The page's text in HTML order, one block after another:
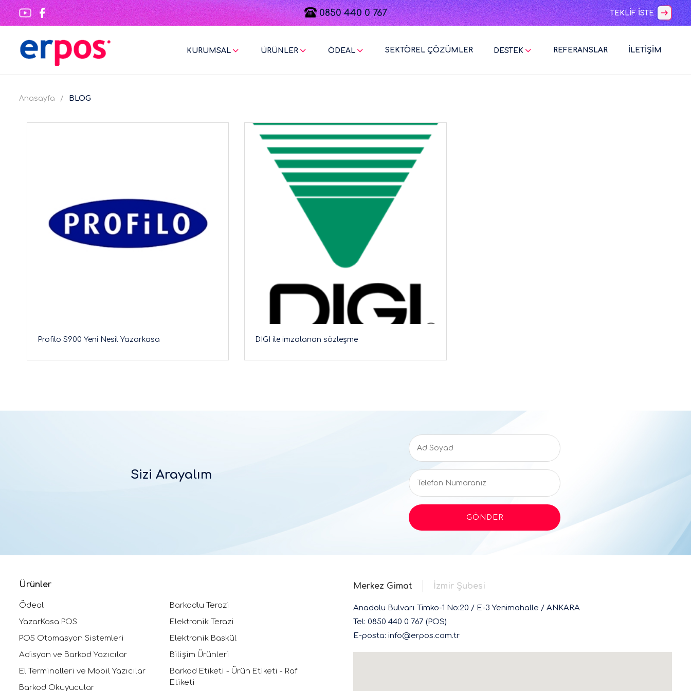
0850 440 0 767 TEKLİF İSTE
KURUMSAL ÜRÜNLER ÖDEAL SEKTÖREL ÇÖZÜMLER DESTEK REFERANSLAR İLETİŞİM
Anasayfa BLOG
Profilo S900 Yeni Nesil Yazarkasa DIGI ile imzalanan sözleşme
Sizi Arayalım
Ürünler
Ödeal
YazarKasa POS
POS Otomasyon Sistemleri
Adisyon ve Barkod Yazıcılar
El Terminalleri ve Mobil Yazıcılar
Barkod Okuyucular
Barkodlu Terazi
Elektronik Terazi
Elektronik Baskül
Bilişim Ürünleri
Barkod Etiketi - Ürün Etiketi - Raf
Etiketi
Merkez Gimat İzmir Şubesi
Anadolu Bulvarı Timko-1 No:20 / E-3 Yenimahalle / ANKARA
Tel: 0850 440 0 767 (POS)
E-posta: info@erpos.com.tr